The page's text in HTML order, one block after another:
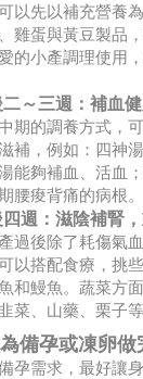
以先以補充營養
雞蛋與黃豆製品
的小產調理使用
～三週：補血
期的調養方式，
補，例如：四神
能夠補血、活血
腰痠背痛的病根。
週：滋陰補腎
過後除了耗傷氣
以搭配食療，挑
和鰻魚。蔬菜方
菜、山藥、栗子等
備孕或凍卵做
孕需求，最好讓